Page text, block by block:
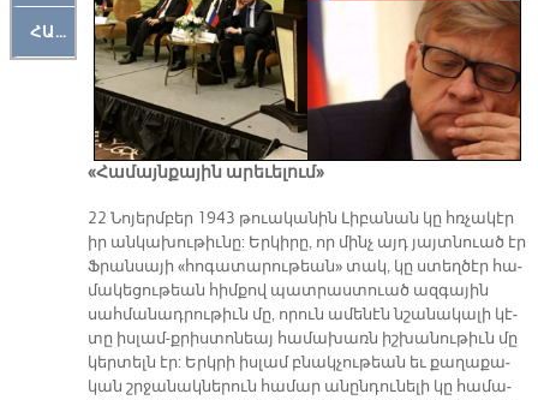
ՀԱՐԹԱԿ
«Հա­մայն­քա­յին ա­րե­ւե­լում»
22 Նո­յերմ­բեր 1943 թուա­կա­նին Լի­բա­նան կը հռչա­կէր
իր ան­կա­խու­թիւ­նը: Եր­կի­րը, որ մինչ այդ յայտ­նուած էր
Ֆրան­սա­յի «հո­գա­տա­րու­թեան» տակ, կը ստեղ­ծէր հա­
մա­կե­ցու­թեան հիմ­քով պատ­րաս­տուած ազ­գա­յին
սահ­մա­նադ­րու­թիւն մը, ո­րուն ա­մե­նէն նշա­նա­կա­լի կէ­
տը իս­լամ-քրիս­տո­նեայ հա­մա­խառն իշ­խա­նու­թիւն մը
կեր­տելն էր: Երկ­րի իս­լամ բնակ­չու­թեան եւ քա­ղա­քա­
կան շրջա­նակ­նե­րուն հա­մար ա­նըն­դու­նե­լի կը հա­մա­